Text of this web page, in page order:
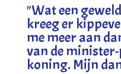
"Wat een
kreeg er
me meer aan
van de
koning. Mijn